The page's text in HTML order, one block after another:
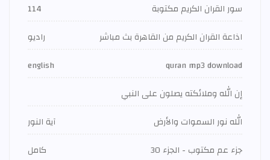
سور القران الكريم مكتوبة
114
اذاعة القران الكريم من القاهرة بث مباشر
راديو
quran mp3 download
english
إن الله وملائكته يصلون على النبي
الله نور السموات والأرض
آية النور
جزء عم مكتوب - الجزء 30
كامل